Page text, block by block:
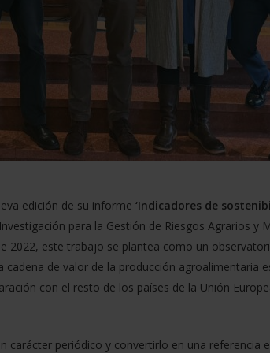
edición de su informe ‘Indicadores de
para la Gestión de Riesgos Agrarios y
2022, este trabajo se plantea como un
de valor de la producción agroalimentaria
con el resto de los países de la Unión
periódico y convertirlo en una referencia